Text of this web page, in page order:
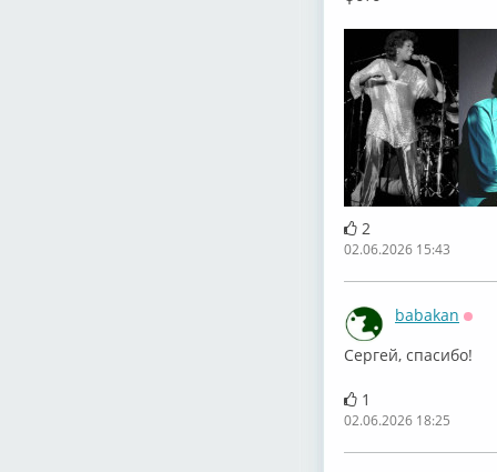
2
02.06.2026 15:43
babakan
⁣Сергей, спасибо!
1
02.06.2026 18:25